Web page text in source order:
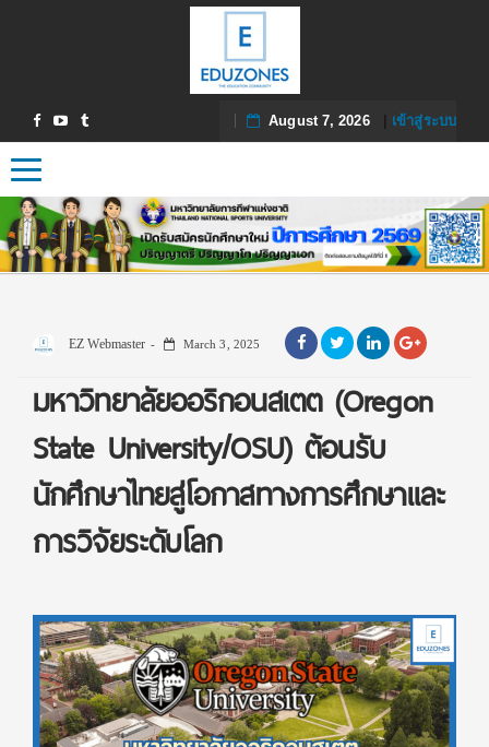
August 7, 2026| เข้าสู่ระบบ
Toggle navigation
EZ Webmaster March 3, 2025
มหาวิทยาลัยออริกอนสเตต (Oregon
State University/OSU) ต้อนรับ
นักศึกษาไทยสู่โอกาสทางการศึกษาและ
การวิจัยระดับโลก